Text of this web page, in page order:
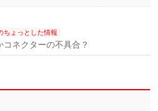
ちょっとした情報
ネクターの不具合？